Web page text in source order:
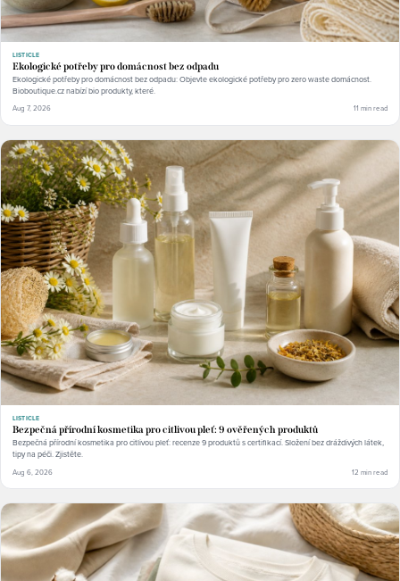
LISTICLE
Ekologické potřeby pro domácnost bez odpadu
Ekologické potřeby pro domácnost bez odpadu: Objevte ekologické potřeby pro zero waste domácnost.
Bioboutique.cz nabízí bio produkty, které.
Aug 7, 2026 11 min read
LISTICLE
Bezpečná přírodní kosmetika pro citlivou pleť: 9 ověřených produktů
Bezpečná přírodní kosmetika pro citlivou pleť: recenze 9 produktů s certifikací. Složení bez dráždivých látek,
tipy na péči. Zjistěte.
Aug 6, 2026 12 min read